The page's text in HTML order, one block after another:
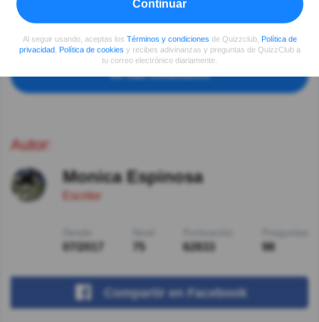
internacional más transitado de América latina es el de
San Pablo y le sigue el de Exeiza en Buenos Aires .
Después está el de El Dorado en Colombia .
Ver más comentarios
Autor:
Monica Espinosa
Escritor
07/2017 75 62833 98
Compartir en Facebook
Continuar
Al seguir usando, aceptas los Términos y condiciones de Quizzclub, Política de
privacidad, Política de cookies y recibes adivinanzas y preguntas de QuizzClub a
tu correo electrónico diariamente.